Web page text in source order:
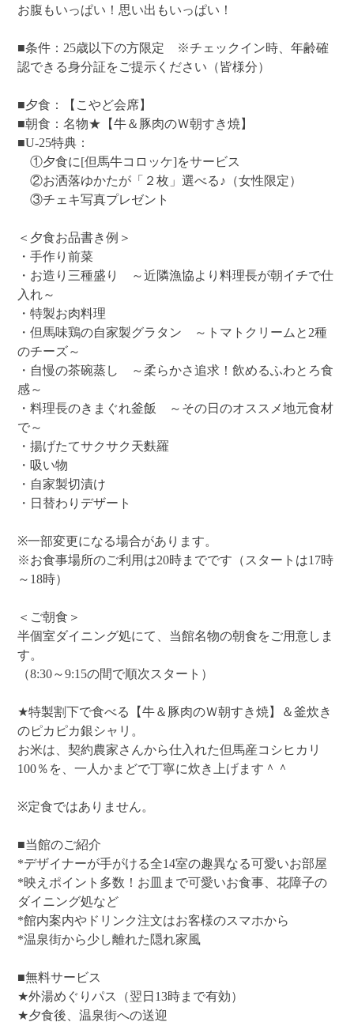
お腹もいっぱい！思い出もいっぱい！
■条件：25歳以下の方限定 ※チェックイン時、年齢確
認できる身分証をご提示ください（皆様分）
■夕食：【こやど会席】
■朝食：名物★【牛＆豚肉のＷ朝すき焼】
■U-25特典：
①夕食に[但馬牛コロッケ]をサービス
②お洒落ゆかたが「２枚」選べる♪（女性限定）
③チェキ写真プレゼント
＜夕食お品書き例＞
・手作り前菜
・お造り三種盛り ～近隣漁協より料理長が朝イチで仕
入れ～
・特製お肉料理
・但馬味鶏の自家製グラタン ～トマトクリームと2種
のチーズ～
・自慢の茶碗蒸し ～柔らかさ追求！飲めるふわとろ食
感～
・料理長のきまぐれ釜飯 ～その日のオススメ地元食材
で～
・揚げたてサクサク天麩羅
・吸い物
・自家製切漬け
・日替わりデザート
※一部変更になる場合があります。
※お食事場所のご利用は20時までです（スタートは17時
～18時）
＜ご朝食＞
半個室ダイニング処にて、当館名物の朝食をご用意しま
す。
（8:30～9:15の間で順次スタート）
★特製割下で食べる【牛＆豚肉のＷ朝すき焼】＆釜炊き
のピカピカ銀シャリ。
お米は、契約農家さんから仕入れた但馬産コシヒカリ
100％を、一人かまどで丁寧に炊き上げます＾＾
※定食ではありません。
■当館のご紹介
*デザイナーが手がける全14室の趣異なる可愛いお部屋
*映えポイント多数！お皿まで可愛いお食事、花障子の
ダイニング処など
*館内案内やドリンク注文はお客様のスマホから
*温泉街から少し離れた隠れ家風
■無料サービス
★外湯めぐりパス（翌日13時まで有効）
★夕食後、温泉街への送迎